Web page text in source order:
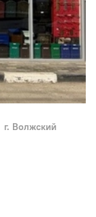
г. Волжский